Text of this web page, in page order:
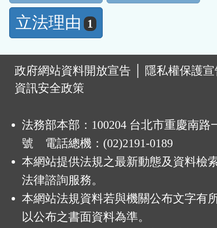
立法理由 1
政府網站資料開放宣告
隱私權保護
資訊安全政策
法務部本部：100204 台北市重慶南路
號 電話總機：(02)2191-0189
本網站提供法規之最新動態及資料檢
法律諮詢服務。
本網站法規資料若與機關公布文字有
以公布之書面資料為準。